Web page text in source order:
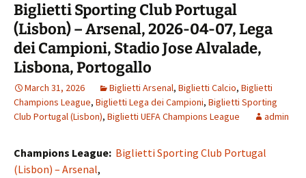
Biglietti Sporting Club Portugal
(Lisbon) – Arsenal, 2026-04-07, Lega
dei Campioni, Stadio Jose Alvalade,
Lisbona, Portogallo
March 31, 2026 Biglietti Arsenal, Biglietti Calcio, Biglietti
Champions League, Biglietti Lega dei Campioni, Biglietti Sporting
Club Portugal (Lisbon), Biglietti UEFA Champions League admin
Champions League: Biglietti Sporting Club Portugal
(Lisbon) – Arsenal,